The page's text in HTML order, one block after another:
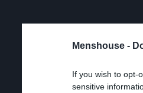
Menshouse -
If you wish to opt-
sensitive